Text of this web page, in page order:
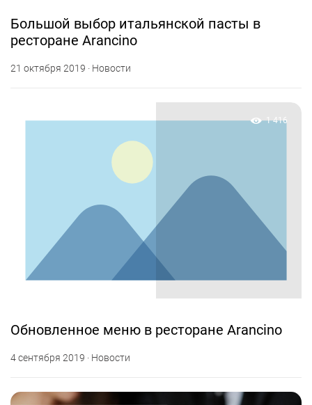
Большой выбор итальянской пасты в
ресторане Arancino
21 октября 2019 · Новости
1 416
Обновленное меню в ресторане Arancino
4 сентября 2019 · Новости